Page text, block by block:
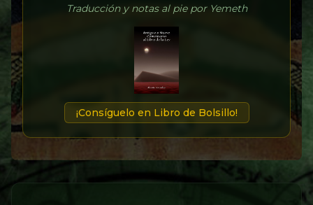
Traducción y notas al pie por Yemeth
¡Consíguelo en Libro de Bolsillo!